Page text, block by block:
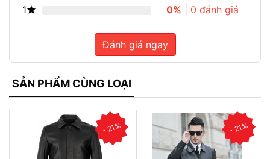
1
0% | 0 đánh giá
Đánh giá ngay
SẢN PHẨM CÙNG LOẠI
- 21% - 21%